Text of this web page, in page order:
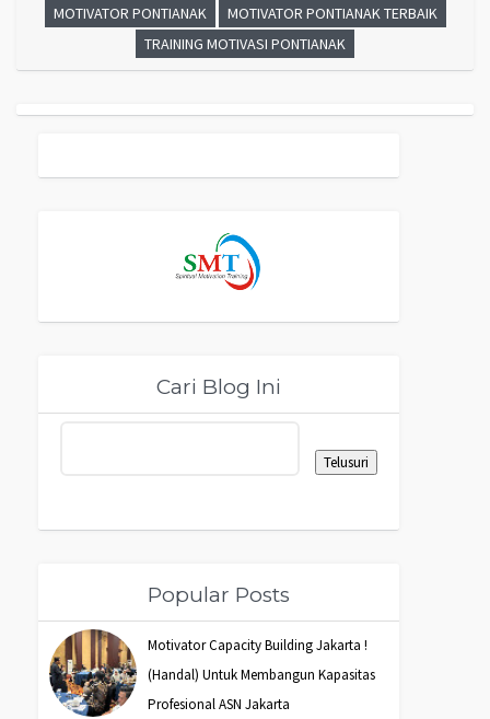
MOTIVATOR PONTIANAK
MOTIVATOR PONTIANAK TERBAIK
TRAINING MOTIVASI PONTIANAK
Cari Blog Ini
Popular Posts
Motivator Capacity Building Jakarta !
(Handal) Untuk Membangun Kapasitas
Profesional ASN Jakarta